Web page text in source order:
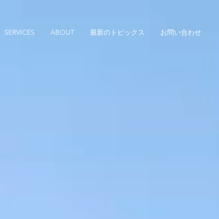
SERVICES ABOUT 最新のトピックス お問い合わせ